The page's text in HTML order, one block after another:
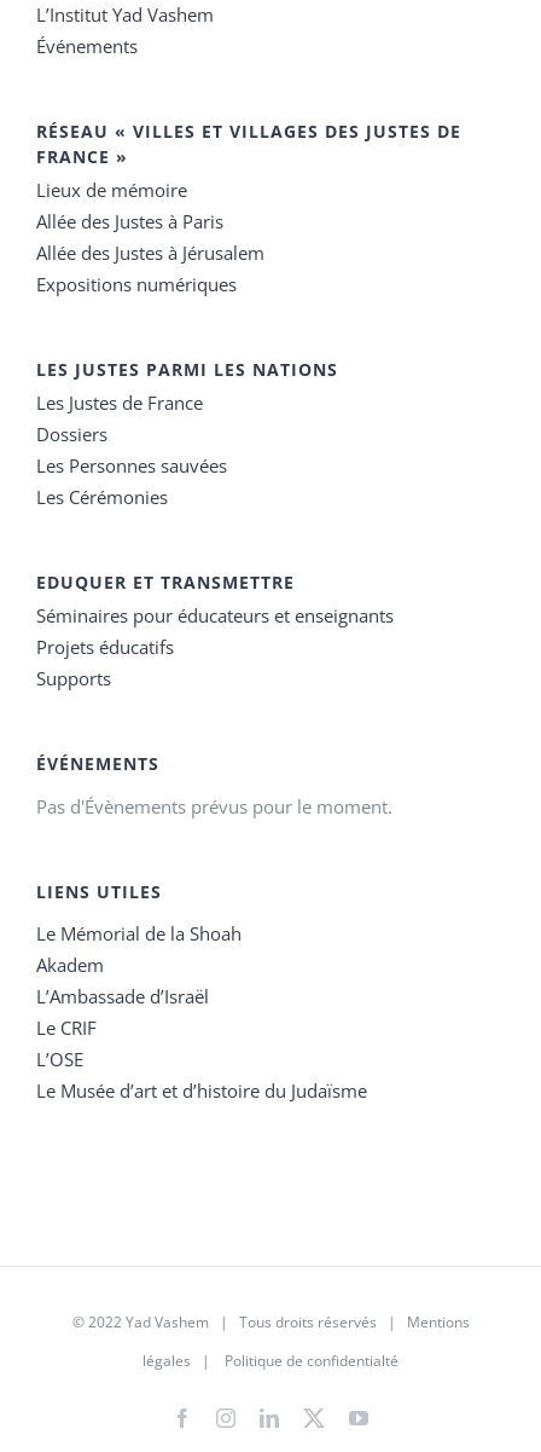
L’Institut Yad Vashem
Événements
RÉSEAU « VILLES ET VILLAGES DES JUSTES DE
FRANCE »
Lieux de mémoire
Allée des Justes à Paris
Allée des Justes à Jérusalem
Expositions numériques
LES JUSTES PARMI LES NATIONS
Les Justes de France
Dossiers
Les Personnes sauvées
Les Cérémonies
EDUQUER ET TRANSMETTRE
Séminaires pour éducateurs et enseignants
Projets éducatifs
Supports
ÉVÉNEMENTS
Pas d'Évènements prévus pour le moment.
LIENS UTILES
Le Mémorial de la Shoah
Akadem
L’Ambassade d’Israël
Le CRIF
L’OSE
Le Musée d’art et d’histoire du Judaïsme
© 2022 Yad Vashem | Tous droits réservés | Mentions
légales | Politique de confidentialté